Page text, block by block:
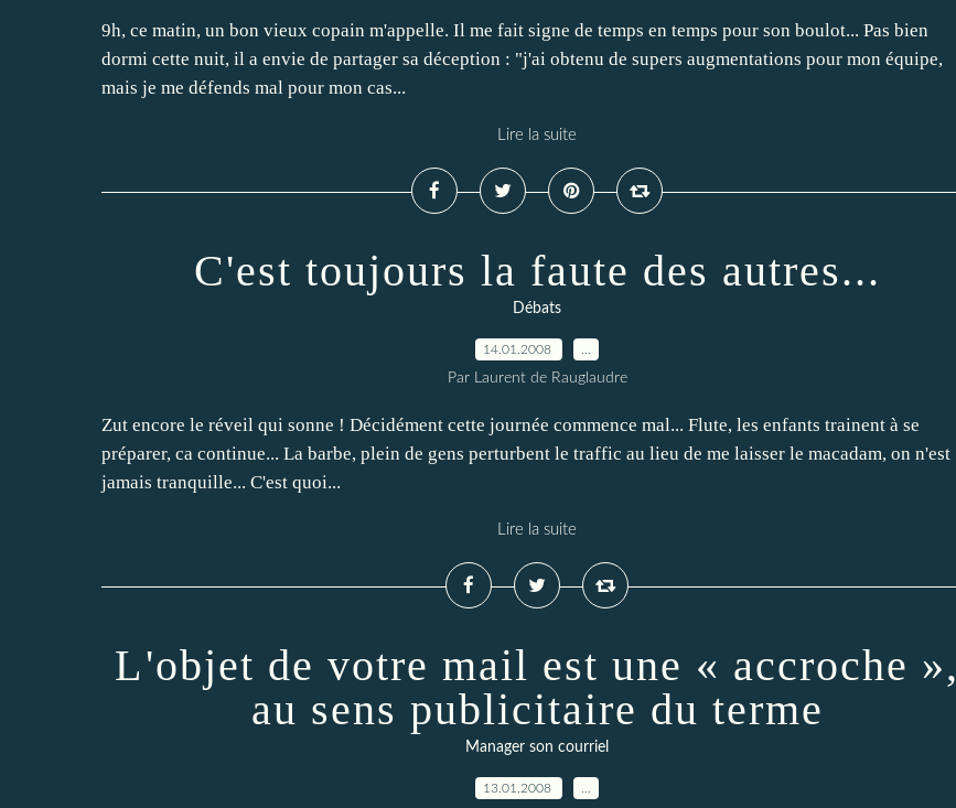
9h, ce matin, un bon vieux copain m'appelle. Il me fait signe de temps en temps pour son boulot... Pas bien
dormi cette nuit, il a envie de partager sa déception : "j'ai obtenu de supers augmentations pour mon équipe,
mais je me défends mal pour mon cas...
Lire la suite
C'est toujours la faute des autres...
Débats
14.01.2008
Par Laurent de Rauglaudre
Zut encore le réveil qui sonne ! Décidément cette journée commence mal... Flute, les enfants trainent à se
préparer, ca continue... La barbe, plein de gens perturbent le traffic au lieu de me laisser le macadam, on n'est
jamais tranquille... C'est quoi...
Lire la suite
L'objet de votre mail est une « accroche »,
au sens publicitaire du terme
Manager son courriel
13.01.2008